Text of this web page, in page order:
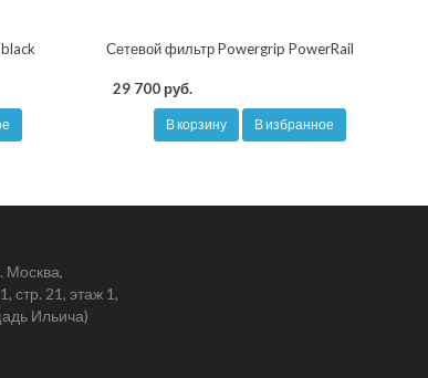
Сетевой фильтр Powergrip PowerRail
29 700 руб.
В корзину В избранное
Москва,
стр. 21, этаж 1,
Ильича)